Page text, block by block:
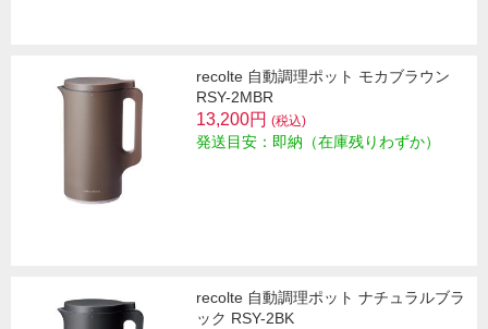
recolte 自動調理ポット モカブラウン
RSY-2MBR
13,200円 (税込)
発送目安：即納（在庫残りわずか）
recolte 自動調理ポット ナチュラルブラ
ック RSY-2BK